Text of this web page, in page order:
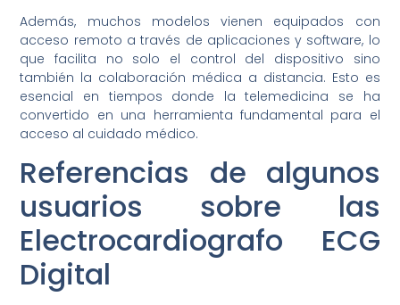
Además, muchos modelos vienen equipados con
acceso remoto a través de aplicaciones y software, lo
que facilita no solo el control del dispositivo sino
también la colaboración médica a distancia. Esto es
esencial en tiempos donde la telemedicina se ha
convertido en una herramienta fundamental para el
acceso al cuidado médico.
Referencias de algunos
usuarios sobre las
Electrocardiografo ECG
Digital